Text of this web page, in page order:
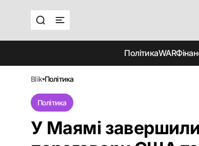
ПолітикаWAR
blik політика
Політика
У Маямі